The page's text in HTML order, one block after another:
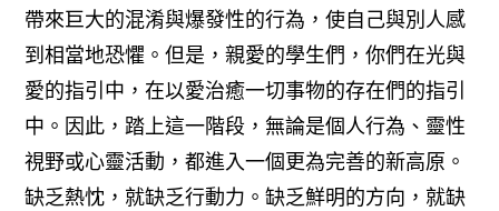
帶來巨大的混淆與爆發性的行為，使自己與別人感
到相當地恐懼。但是，親愛的學生們，你們在光與
愛的指引中，在以愛治癒一切事物的存在們的指引
中。因此，踏上這一階段，無論是個人行為、靈性
視野或心靈活動，都進入一個更為完善的新高原。
缺乏熱忱，就缺乏行動力。缺乏鮮明的方向，就缺